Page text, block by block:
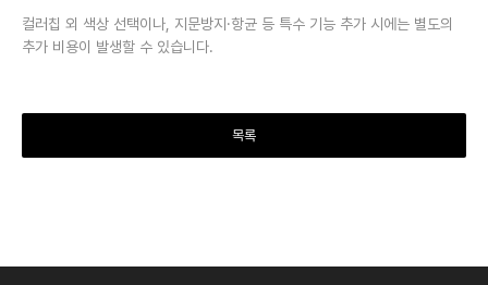
추가 비용이 발생할 수 있습니다.
목록